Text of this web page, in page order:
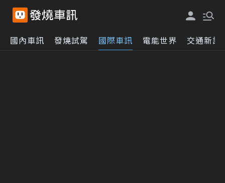
國內車訊 發燒試駕 國際車訊 電能世界 交通新訊